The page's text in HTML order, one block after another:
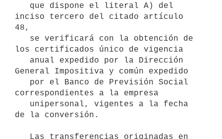
inciso tercero del citado artículo
48,
los certificados único de vigencia
General Impositiva y común expedido
correspondientes a la empresa
de la conversión.